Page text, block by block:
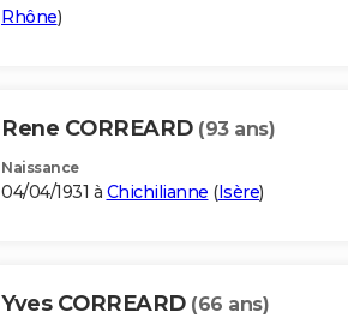
Rhône)
Rene CORREARD (93 ans)
Naissance
04/04/1931 à Chichilianne (Isère)
Yves CORREARD (66 ans)